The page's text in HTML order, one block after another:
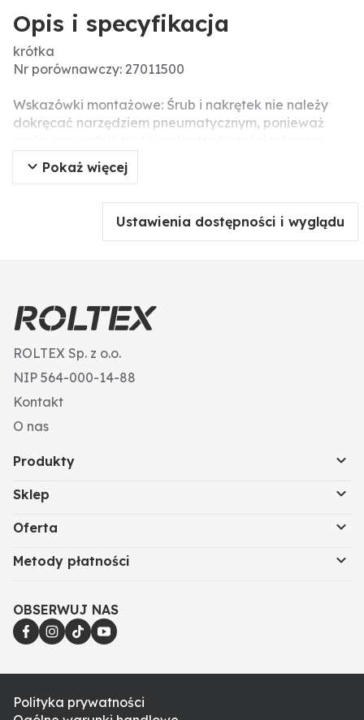
Opis i specyfikacja
krótka
Nr porównawczy: 27011500
Wskazówki montażowe: Śrub i nakrętek nie należy
dokręcać narzędziem pneumatycznym, ponieważ
(pęknięcia związane z napięciem).
Wersja: WP-292O
Pokaż więcej
Ustawienia dostępności i wyglądu
ROLTEX Sp. z o.o.
NIP 564-000-14-88
Kontakt
O nas
Produkty
Sklep
Oferta
Metody płatności
OBSERWUJ NAS
Polityka prywatności